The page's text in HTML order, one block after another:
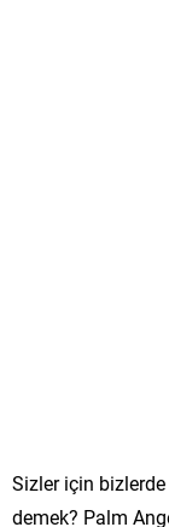
Sizler için
demek? Palm